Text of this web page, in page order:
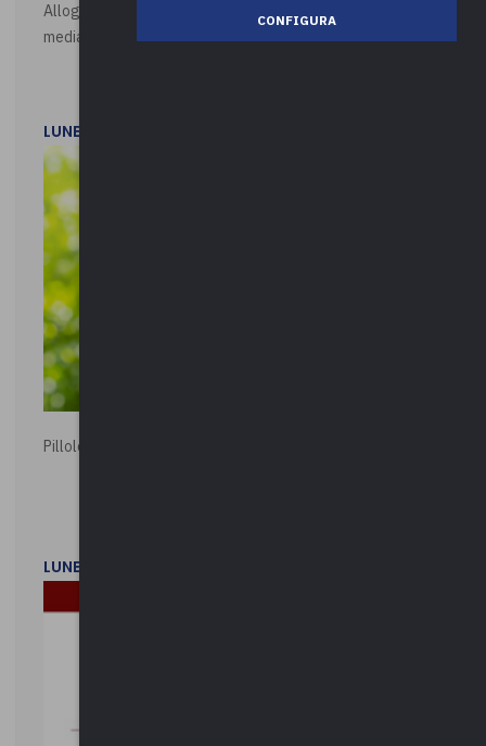
Alloggi di Edilizia Residenziale Pubblica - Vendita all'asta
mediante procedura asincrona telematica
LUNEDì 20 LUGLIO 2026
Pillole ambientali | 2026
LUNEDì 2 FEBBRAIO 2026
CONFIGURA